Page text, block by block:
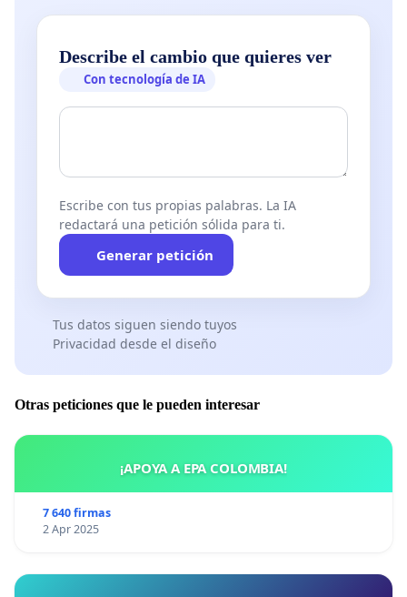
Describe el cambio que quieres ver
Con tecnología de IA
Escribe con tus propias palabras. La IA
redactará una petición sólida para ti.
Generar petición
Tus datos siguen siendo tuyos
Privacidad desde el diseño
Otras peticiones que le pueden interesar
¡APOYA A EPA COLOMBIA!
7 640 firmas
2 Apr 2025